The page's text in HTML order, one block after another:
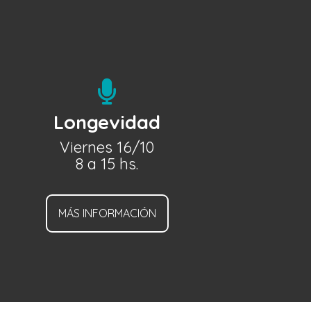

Longevidad
Viernes 16/10
8 a 15 hs.
MÁS INFORMACIÓN